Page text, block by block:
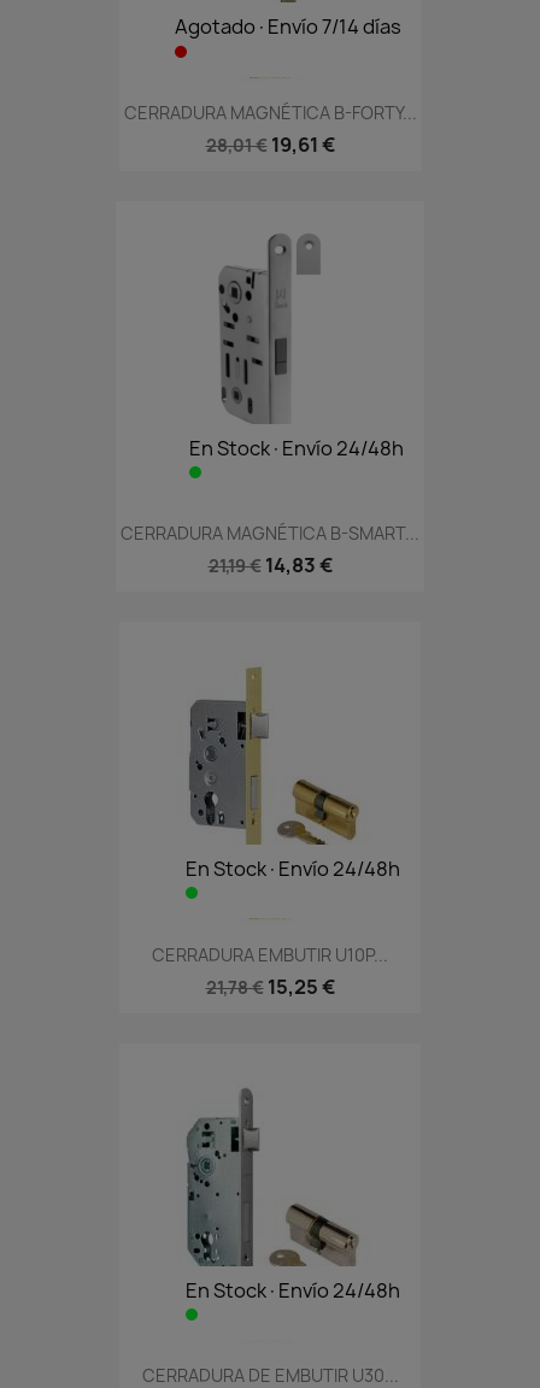
Agotado·Envío 7/14 días
CERRADURA MAGNÉTICA B-FORTY...
28,01 € 19,61 €
En Stock·Envío 24/48h
CERRADURA MAGNÉTICA B-SMART...
21,19 € 14,83 €
En Stock·Envío 24/48h
CERRADURA EMBUTIR U10P...
21,78 € 15,25 €
En Stock·Envío 24/48h
CERRADURA DE EMBUTIR U30...